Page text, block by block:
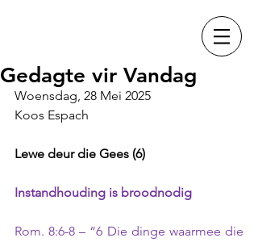
Gedagte vir Vandag
Woensdag, 28 Mei 2025
Koos Espach
Lewe deur die Gees (6)
Instandhouding is broodnodig
Rom. 8:6-8 – “6 Die dinge waarmee die